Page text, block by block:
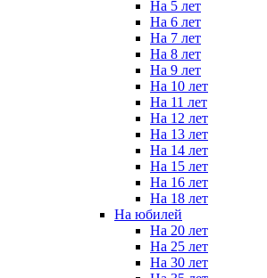
На 5 лет
На 6 лет
На 7 лет
На 8 лет
На 9 лет
На 10 лет
На 11 лет
На 12 лет
На 13 лет
На 14 лет
На 15 лет
На 16 лет
На 18 лет
На юбилей
На 20 лет
На 25 лет
На 30 лет